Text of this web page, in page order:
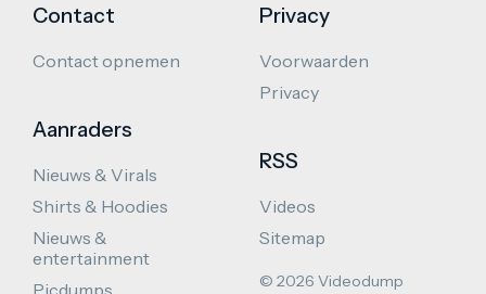
Contact
Contact opnemen
Aanraders
Nieuws & Virals
Shirts & Hoodies
Nieuws &
entertainment
Picdumps
Privacy
Voorwaarden
Privacy
RSS
Videos
Sitemap
© 2026 Videodump